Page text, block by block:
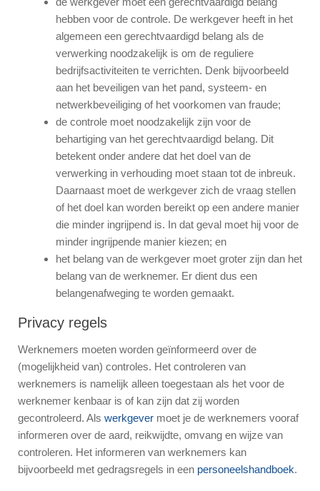
hebben voor de controle. De werkgever heeft in het
algemeen een gerechtvaardigd belang als de
verwerking noodzakelijk is om de reguliere
bedrijfsactiviteiten te verrichten. Denk bijvoorbeeld
aan het beveiligen van het pand, systeem- en
netwerkbeveiliging of het voorkomen van fraude;
de controle moet noodzakelijk zijn voor de
behartiging van het gerechtvaardigd belang. Dit
betekent onder andere dat het doel van de
verwerking in verhouding moet staan tot de inbreuk.
Daarnaast moet de werkgever zich de vraag stellen
of het doel kan worden bereikt op een andere manier
die minder ingrijpend is. In dat geval moet hij voor de
minder ingrijpende manier kiezen; en
het belang van de werkgever moet groter zijn dan het
belang van de werknemer. Er dient dus een
belangenafweging te worden gemaakt.
Privacy regels
Werknemers moeten worden geïnformeerd over de
(mogelijkheid van) controles. Het controleren van
werknemers is namelijk alleen toegestaan als het voor de
werknemer kenbaar is of kan zijn dat zij worden
gecontroleerd. Als werkgever moet je de werknemers vooraf
informeren over de aard, reikwijdte, omvang en wijze van
controleren. Het informeren van werknemers kan
bijvoorbeeld met gedragsregels in een personeelshandboek.